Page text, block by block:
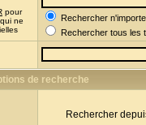
pour
ne
Rechercher
Rechercher tous les
de recherche
Rechercher